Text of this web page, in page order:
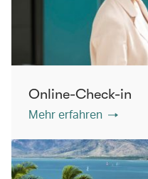
Online-Check-in
Mehr erfahren